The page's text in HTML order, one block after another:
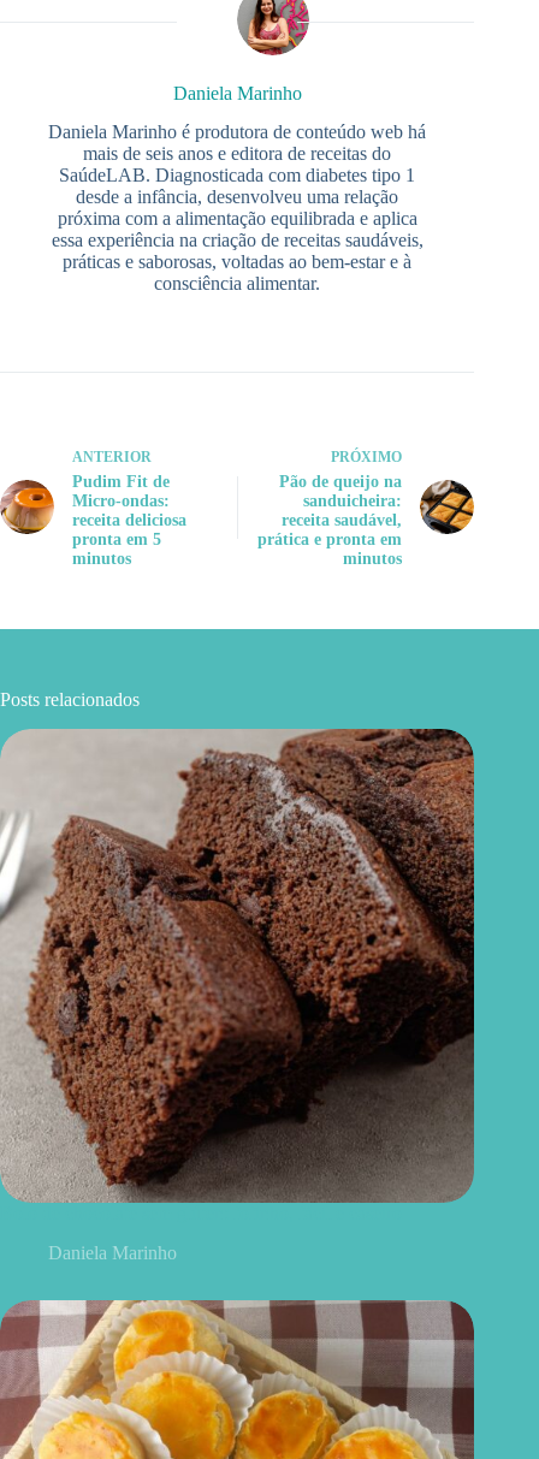
Daniela Marinho
Daniela Marinho é produtora de conteúdo web há
mais de seis anos e editora de receitas do
SaúdeLAB. Diagnosticada com diabetes tipo 1
desde a infância, desenvolveu uma relação
próxima com a alimentação equilibrada e aplica
essa experiência na criação de receitas saudáveis,
práticas e saborosas, voltadas ao bem-estar e à
consciência alimentar.
ANTERIOR
Pudim Fit de
Micro-ondas:
receita deliciosa
pronta em 5
minutos
PRÓXIMO
Pão de queijo na
sanduicheira:
receita saudável,
prática e pronta em
minutos
Posts relacionados
Daniela Marinho